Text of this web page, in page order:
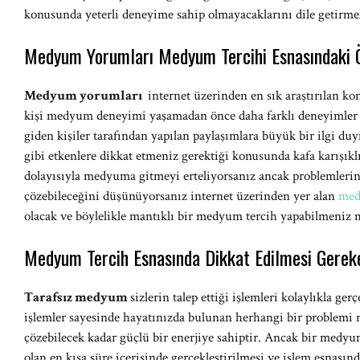
konusunda yeterli deneyime sahip olmayacaklarını dile
Medyum Yorumları Medyum Tercihi Esnasındaki
Medyumyorumları internet üzerinden en sık araştırılan
kişi medyum deneyimi yaşamadan önce daha farklı
giden kişiler tarafından yapılan paylaşımlara büyük bir ilgi
gibi etkenlere dikkat etmeniz gerektiği konusunda kafa
dolayısıyla medyuma gitmeyi erteliyorsanız ancak
çözebileceğini düşünüyorsanız internet üzerinden yer alan
olacak ve böylelikle mantıklı bir medyum tercih yapabilmeniz
Medyum Tercih Esnasında Dikkat Edilmesi
Tarafsız medyumsizlerin talep ettiği işlemleri kolaylıkla
işlemler sayesinde hayatınızda bulunan herhangi bir
çözebilecek kadar güçlü bir enerjiye sahiptir. Ancak bir